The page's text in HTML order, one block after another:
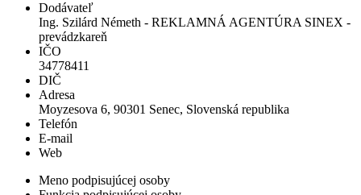
Dodávateľ
Ing. Szilárd Németh - REKLAMNÁ AGENTÚRA SINEX -
prevádzkareň
IČO
34778411
DIČ
Adresa
Moyzesova 6, 90301 Senec, Slovenská republika
Telefón
E-mail
Web
Meno podpisujúcej osoby